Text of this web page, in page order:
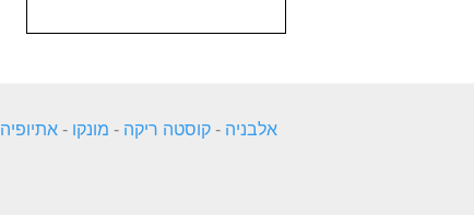
אלבניה -קוסטה ריקה - מונקו -אתיופיה